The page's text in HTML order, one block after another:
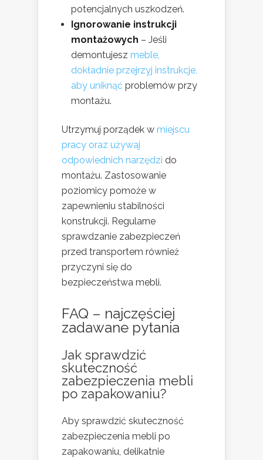
potencjalnych uszkodzeń.
Ignorowanie instrukcji
montażowych – Jeśli
demontujesz meble,
dokładnie przejrzyj instrukcje,
aby uniknąć problemów przy
montażu.
Utrzymuj porządek w miejscu
pracy oraz używaj
odpowiednich narzędzi do
montażu. Zastosowanie
poziomicy pomoże w
zapewnieniu stabilności
konstrukcji. Regularne
sprawdzanie zabezpieczeń
przed transportem również
przyczyni się do
bezpieczeństwa mebli.
FAQ – najczęściej
zadawane pytania
Jak sprawdzić
skuteczność
zabezpieczenia mebli
po zapakowaniu?
Aby sprawdzić skuteczność
zabezpieczenia mebli po
zapakowaniu, delikatnie